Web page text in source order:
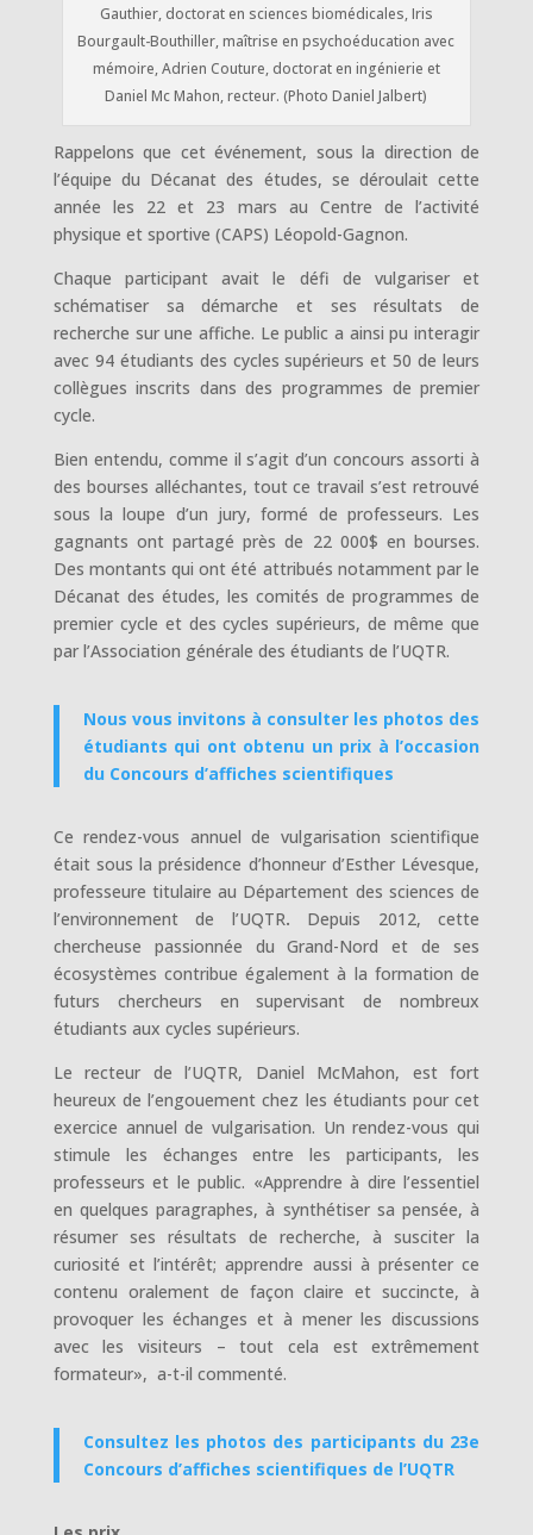
Gauthier, doctorat en sciences biomédicales, Iris
Bourgault-Bouthiller, maîtrise en psychoéducation avec
mémoire, Adrien Couture, doctorat en ingénierie et
Daniel Mc Mahon, recteur. (Photo Daniel Jalbert)
Rappelons que cet événement, sous la direction de
l’équipe du Décanat des études, se déroulait cette
année les 22 et 23 mars au Centre de l’activité
physique et sportive (CAPS) Léopold-Gagnon.
Chaque participant avait le défi de vulgariser et
schématiser sa démarche et ses résultats de
recherche sur une affiche. Le public a ainsi pu interagir
avec 94 étudiants des cycles supérieurs et 50 de leurs
collègues inscrits dans des programmes de premier
cycle.
Bien entendu, comme il s’agit d’un concours assorti à
des bourses alléchantes, tout ce travail s’est retrouvé
sous la loupe d’un jury, formé de professeurs. Les
gagnants ont partagé près de 22 000$ en bourses.
Des montants qui ont été attribués notamment par le
Décanat des études, les comités de programmes de
premier cycle et des cycles supérieurs, de même que
par l’Association générale des étudiants de l’UQTR.
Nous vous invitons à consulter les photos des
étudiants qui ont obtenu un prix à l’occasion
du Concours d’affiches scientifiques
Ce rendez-vous annuel de vulgarisation scientifique
était sous la présidence d’honneur d’Esther Lévesque,
professeure titulaire au Département des sciences de
l’environnement de l’UQTR. Depuis 2012, cette
chercheuse passionnée du Grand-Nord et de ses
écosystèmes contribue également à la formation de
futurs chercheurs en supervisant de nombreux
étudiants aux cycles supérieurs.
Le recteur de l’UQTR, Daniel McMahon, est fort
heureux de l’engouement chez les étudiants pour cet
exercice annuel de vulgarisation. Un rendez-vous qui
stimule les échanges entre les participants, les
professeurs et le public. «Apprendre à dire l’essentiel
en quelques paragraphes, à synthétiser sa pensée, à
résumer ses résultats de recherche, à susciter la
curiosité et l’intérêt; apprendre aussi à présenter ce
contenu oralement de façon claire et succincte, à
provoquer les échanges et à mener les discussions
avec les visiteurs – tout cela est extrêmement
formateur», a-t-il commenté.
Consultez les photos des participants du 23e
Concours d’affiches scientifiques de l’UQTR